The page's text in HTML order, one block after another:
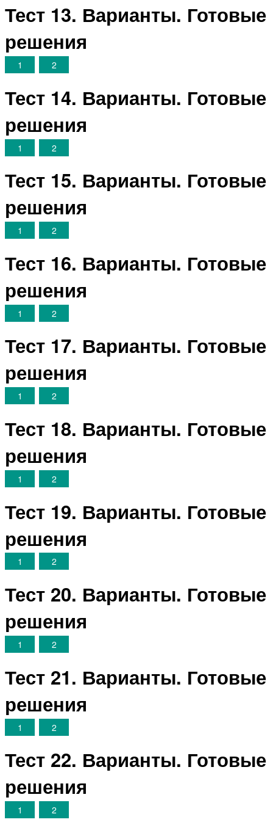
Тест 13. Варианты. Готовые
решения
1 2
Тест 14. Варианты. Готовые
решения
1 2
Тест 15. Варианты. Готовые
решения
1 2
Тест 16. Варианты. Готовые
решения
1 2
Тест 17. Варианты. Готовые
решения
1 2
Тест 18. Варианты. Готовые
решения
1 2
Тест 19. Варианты. Готовые
решения
1 2
Тест 20. Варианты. Готовые
решения
1 2
Тест 21. Варианты. Готовые
решения
1 2
Тест 22. Варианты. Готовые
решения
1 2